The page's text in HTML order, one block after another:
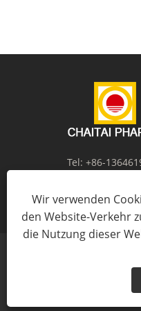
Tel: +86-
Huaian,
Wir verwenden
den Website-Verkehr
die Nutzung dieser